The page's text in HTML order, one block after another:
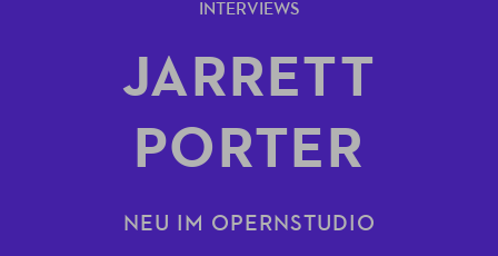
INTERVIEWS
JARRETT
PORTER
NEU IM OPERNSTUDIO